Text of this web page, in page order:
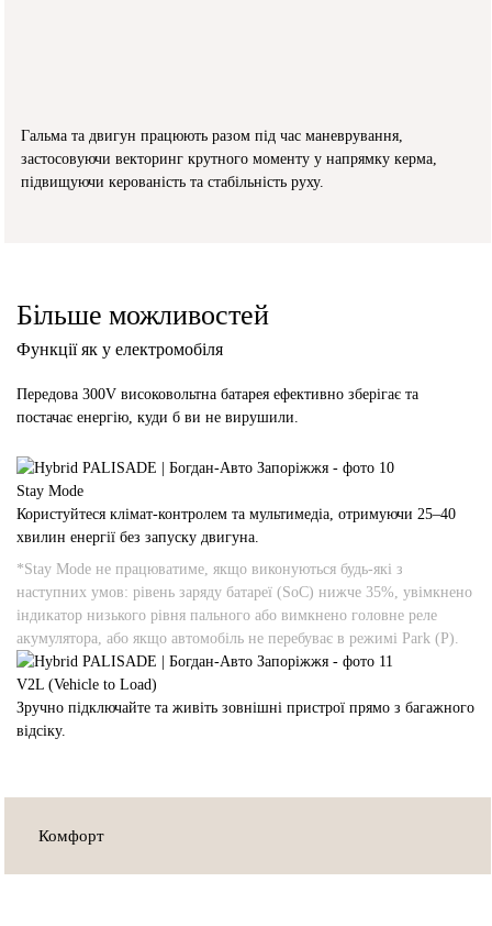
Гальма та двигун працюють разом під час маневрування,
застосовуючи векторинг крутного моменту у напрямку керма,
підвищуючи керованість та стабільність руху.
Більше можливостей
Функції як у електромобіля
Передова 300V високовольтна батарея ефективно зберігає та
постачає енергію, куди б ви не вирушили.
Stay Mode
*Stay Mode не працюватиме, якщо виконуються будь-які з
наступних умов: рівень заряду батареї (SoC) нижче 35%, увімкнено
індикатор низького рівня пального або вимкнено головне реле
акумулятора, або якщо автомобіль не перебуває в режимі Park (P).
Користуйтеся клімат-контролем та мультимедіа, отримуючи 25–40
хвилин енергії без запуску двигуна.
V2L (Vehicle to Load)
Зручно підключайте та живіть зовнішні пристрої прямо з багажного
відсіку.
Комфорт